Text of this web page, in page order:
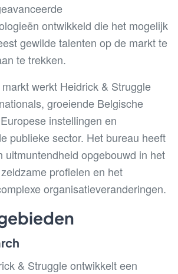
ontwikkeld die het mogelijk
gewilde talenten op de markt te
te trekken.
werkt Heidrick & Struggle
groeiende Belgische
instellingen en
publieke sector. Het bureau heeft
uitmuntendheid opgebouwd in het
profielen en het
organisatieveranderingen.
& Struggle ontwikkelt een